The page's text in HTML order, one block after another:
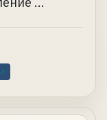
↗